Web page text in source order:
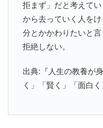
拒まず」だと考えて
から去っていく人を
分とかかわりたいと
拒絶しない。
出典:『人生の教養
く」「賢く」「面白